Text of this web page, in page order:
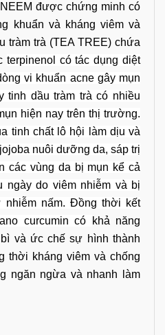
được chứng minh có
khuẩn và kháng viêm và
tràm trà (TEA TREE) chứa
terpinenol có tác dụng diệt
vi khuẩn acne gây mụn
tinh dầu tràm trà có nhiều
hiện nay trên thị trường.
tinh chất lô hội làm dịu và
nuôi dưỡng da, sáp trị
các vùng da bị mụn kể cả
ngày do viêm nhiễm và bị
nhiễm nấm. Đồng thời kết
curcumin có
khả năng
và ức chế sự hình thành
thời kháng viêm và chống
ngăn ngừa và nhanh làm